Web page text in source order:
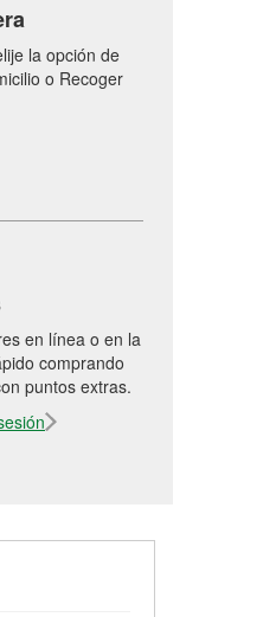
la opción de
o Recoger
en línea o en la
comprando
puntos extras.